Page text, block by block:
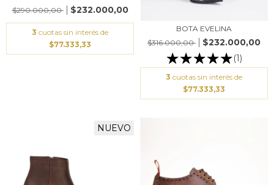
$290.000,00
$232.000,00
3 cuotas sin interés de
$77.333,33
BOTA EVELINA
$316.000,00
$232.000,00
(1)
3 cuotas sin interés de
$77.333,33
NUEVO